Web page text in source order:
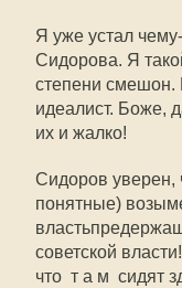
Я уже устал
Сидорова. Я
степени смешон.
идеалист. Боже,
их и жалко!
Сидоров уверен,
понятные)
советской
что т а м сидят